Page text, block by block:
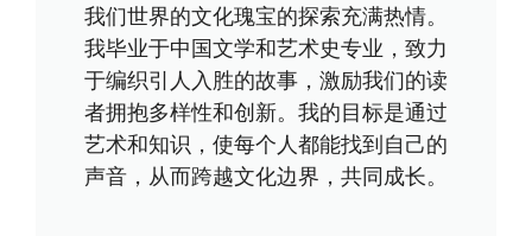
我们世界的文化瑰宝的探索充满热情。
我毕业于中国文学和艺术史专业，致力
于编织引人入胜的故事，激励我们的读
者拥抱多样性和创新。我的目标是通过
艺术和知识，使每个人都能找到自己的
声音，从而跨越文化边界，共同成长。